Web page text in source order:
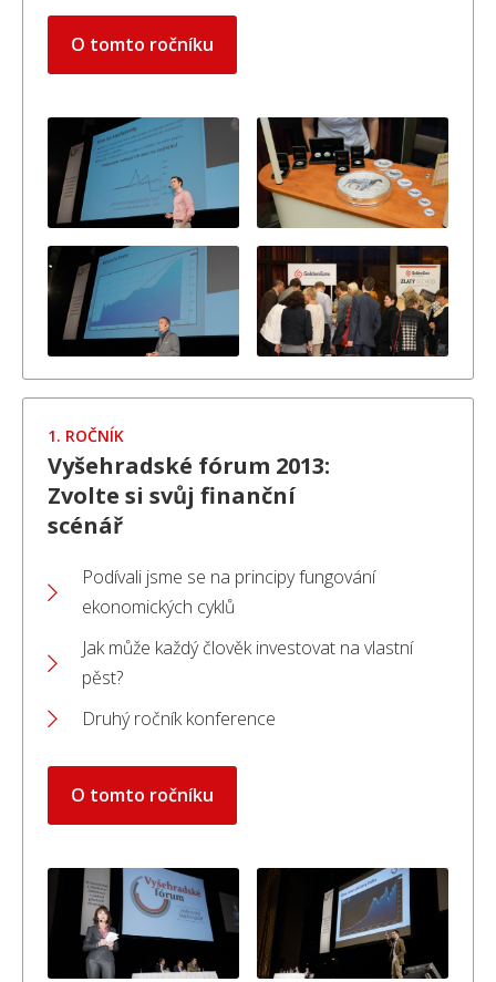
O tomto ročníku
1. ROČNÍK
Vyšehradské fórum 2013:
Zvolte si svůj finanční
scénář
Podívali jsme se na principy fungování
ekonomických cyklů
Jak může každý člověk investovat na vlastní
pěst?
Druhý ročník konference
O tomto ročníku